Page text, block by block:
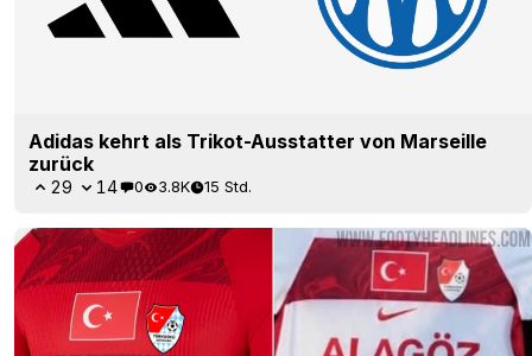
Adidas kehrt als Trikot-Ausstatter von Marseille
zurück
29 14 0 3.8K 15 Std.